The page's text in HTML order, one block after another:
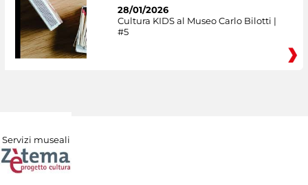
28/01/2026
Cultura KIDS al Museo Carlo Bilotti |
#5
Servizi museali